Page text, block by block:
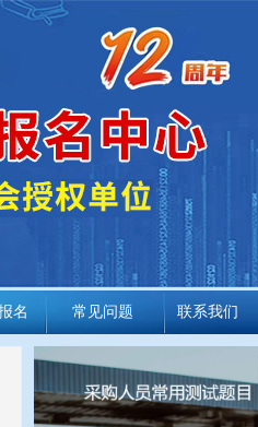
名 常见问题 联系我们